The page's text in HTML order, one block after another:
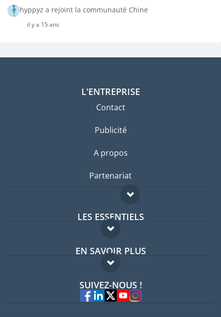
hyppyz a rejoint la communauté Chine
il y a 15 ans
L'ENTREPRISE
Contact
Publicité
A propos
Partenariat
LES ESSENTIELS
Forum expatriés
Guides pays
EN SAVOIR PLUS
FAQ
Experts
SUIVEZ-NOUS !